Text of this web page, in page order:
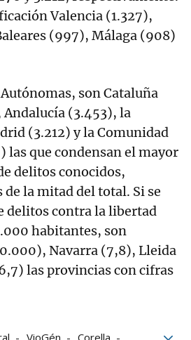
Valencia (1.327),
(997), Málaga (908)
son Cataluña
Andalucía (3.453), la
(3.212) y la Comunidad
las que condensan el mayor
delitos conocidos,
la mitad del total. Si se
delitos contra la libertad
habitantes, son
Navarra (7,8), Lleida
las provincias con cifras